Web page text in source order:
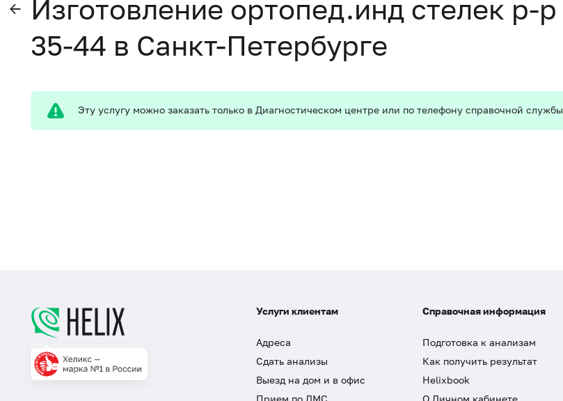
Изготовление ортопед.инд стелек р-р
35-44 в Санкт-Петербурге
Эту услугу можно заказать только в Диагностическом центре или по телефону справочной службы
Услуги клиентам
Адреса
Сдать анализы
Выезд на дом и в офис
Прием по ДМС
Справочная информация
Подготовка к анализам
Как получить результат
Helixbook
О Личном кабинете